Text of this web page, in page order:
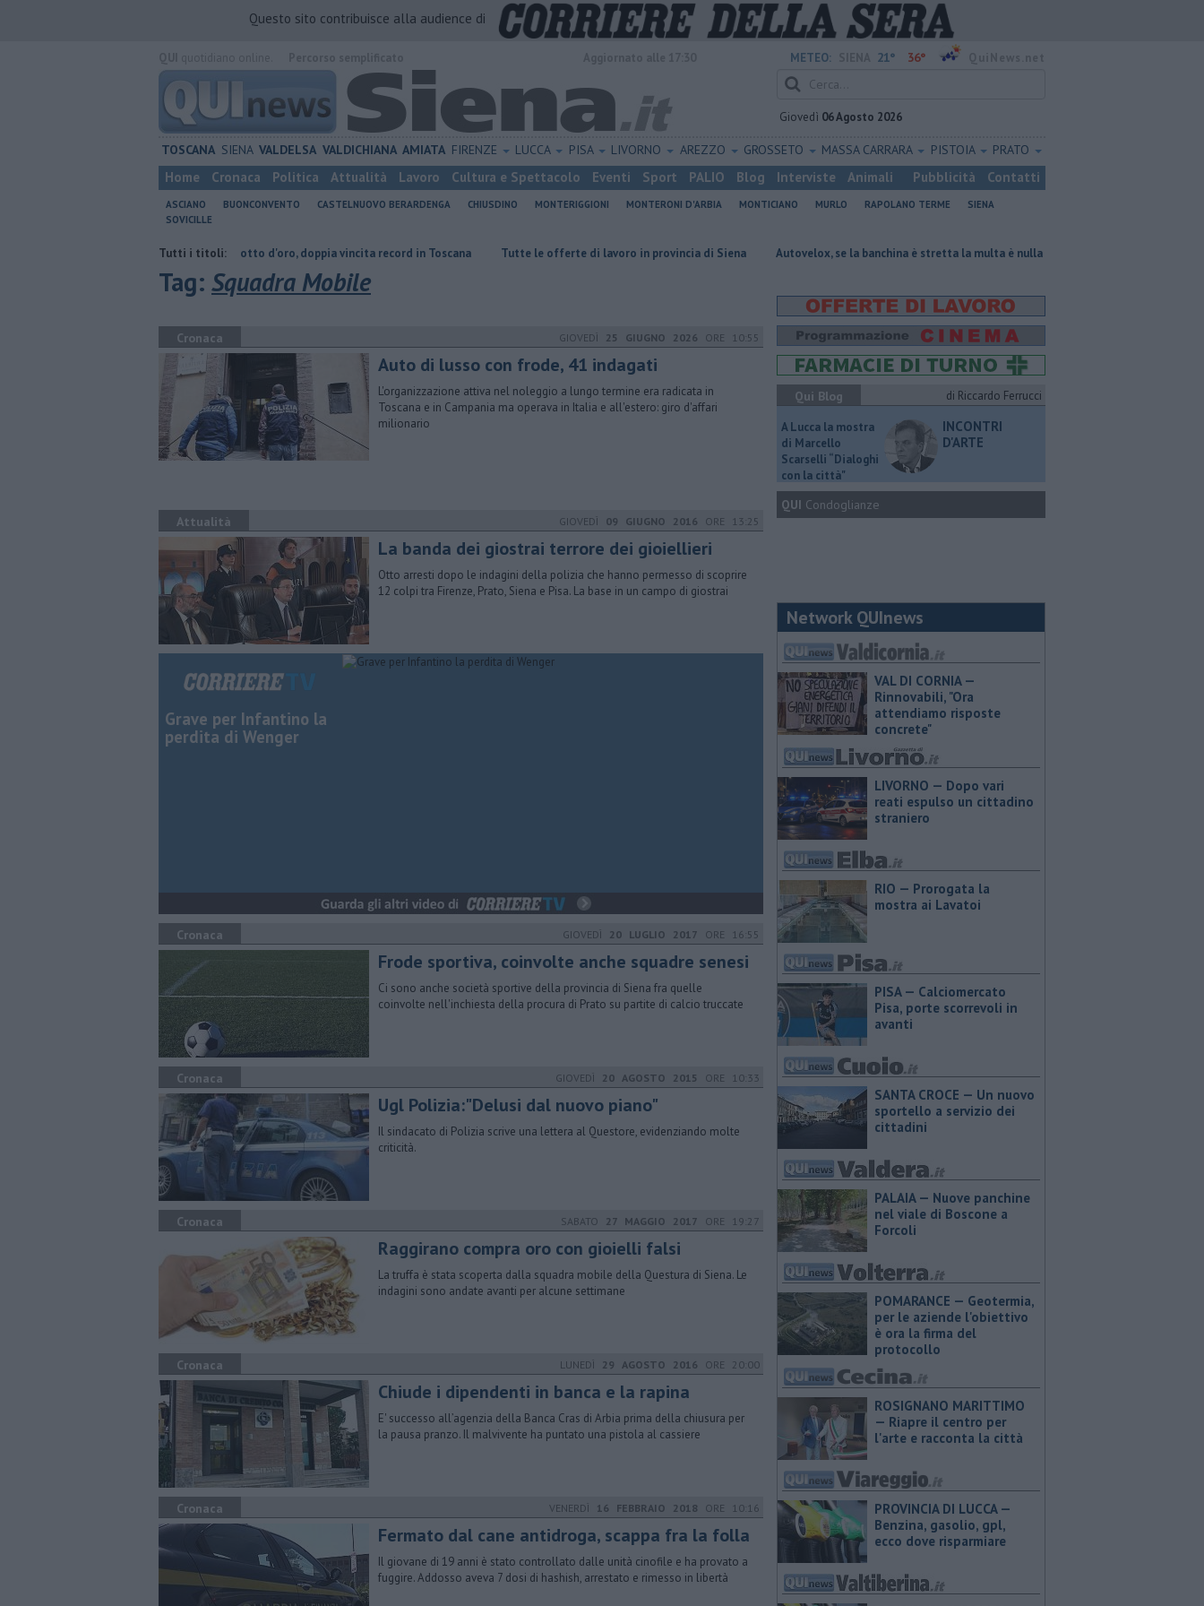
Questo sito contribuisce alla audience di
METEO: 21° 36°
Giovedì 06 Agosto 2026
TOSCANA SIENA VALDELSA VALDICHIANA AMIATA FIRENZE LUCCA PISA LIVORNO AREZZO GROSSETO MASSA CARRARA PISTOIA PRATO
Home Cronaca Politica Attualità Lavoro Cultura e Spettacolo Eventi Sport PALIO Blog Interviste Animali Pubblicità Contatti
ASCIANO BUONCONVENTO CASTELNUOVO BERARDENGA CHIUSDINO MONTERIGGIONI MONTERONI D'ARBIA MONTICIANO MURLO RAPOLANO TERME
SIENA
SOVICILLE
Tutti i titoli:
Lotto d'oro, doppia vincita record in Toscana ​Tutte le offerte di lavoro in provincia di Siena Autovelox, se la banchina è stretta la multa è nulla Al Castello Bonaria le 30 finaliste di
Tag: Squadra Mobile
Cronaca GIOVEDÌ 25 GIUGNO 2026 ORE 10:55
Auto di lusso con frode, 41 indagati
L'organizzazione attiva nel noleggio a lungo termine era radicata in
Toscana e in Campania ma operava in Italia e all'estero: giro d'affari
milionario
Attualità GIOVEDÌ 09 GIUGNO 2016 ORE 13:25
La banda dei giostrai terrore dei gioiellieri
Otto arresti dopo le indagini della polizia che hanno permesso di scoprire
12 colpi tra Firenze, Prato, Siena e Pisa. La base in un campo di giostrai
Grave per Infantino la
perdita di Wenger
Cronaca GIOVEDÌ 20 LUGLIO 2017 ORE 16:55
Frode sportiva, coinvolte anche squadre senesi
Ci sono anche società sportive della provincia di Siena fra quelle
coinvolte nell'inchiesta della procura di Prato su partite di calcio truccate
Cronaca GIOVEDÌ 20 AGOSTO 2015 ORE 10:33
Ugl Polizia:"Delusi dal nuovo piano"
Il sindacato di Polizia scrive una lettera al Questore, evidenziando molte
criticità.
Cronaca SABATO 27 MAGGIO 2017 ORE 19:27
Raggirano compra oro con gioielli falsi
La truffa è stata scoperta dalla squadra mobile della Questura di Siena. Le
indagini sono andate avanti per alcune settimane
Cronaca LUNEDÌ 29 AGOSTO 2016 ORE 20:00
Chiude i dipendenti in banca e la rapina
E' successo all’agenzia della Banca Cras di Arbia prima della chiusura per
la pausa pranzo. Il malvivente ha puntato una pistola al cassiere
Cronaca VENERDÌ 16 FEBBRAIO 2018 ORE 10:16
Fermato dal cane antidroga, scappa fra la folla
Il giovane di 19 anni è stato controllato dalle unità cinofile e ha provato a
fuggire. Addosso aveva 7 dosi di hashish, arrestato e rimesso in libertà
Qui Blog di Riccardo Ferrucci
A Lucca la mostra
di Marcello
Scarselli “Dialoghi
con la città"
INCONTRI
D'ARTE
QUI Condoglianze
Network QUInews
VAL DI CORNIA —
Rinnovabili, "Ora
attendiamo risposte
concrete"
LIVORNO — Dopo vari
reati espulso un cittadino
straniero
RIO — Prorogata la
mostra ai Lavatoi
PISA — Calciomercato
Pisa, porte scorrevoli in
avanti
SANTA CROCE — Un nuovo
sportello a servizio dei
cittadini
PALAIA — Nuove panchine
nel viale di Boscone a
Forcoli
POMARANCE — Geotermia,
per le aziende l'obiettivo
è ora la firma del
protocollo
ROSIGNANO MARITTIMO
— Riapre il centro per
l'arte e racconta la città
PROVINCIA DI LUCCA — ​
Benzina, gasolio, gpl,
ecco dove risparmiare